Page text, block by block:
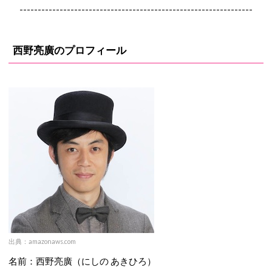
----------------------------------------------------------------
西野亮廣のプロフィール
出典：amazonaws.com
名前：西野亮廣（にしの あきひろ）